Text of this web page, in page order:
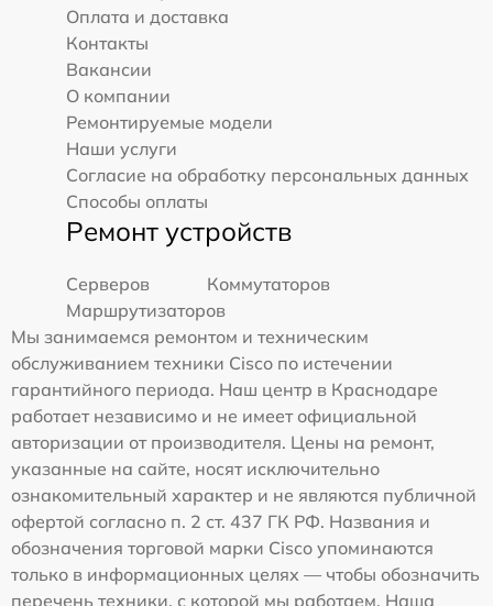
Оплата и доставка
Контакты
Вакансии
О компании
Ремонтируемые модели
Наши услуги
Согласие на обработку персональных данных
Способы оплаты
Ремонт устройств
Серверов
Коммутаторов
Маршрутизаторов
Мы занимаемся ремонтом и техническим
обслуживанием техники Cisco по истечении
гарантийного периода. Наш центр в Краснодаре
работает независимо и не имеет официальной
авторизации от производителя. Цены на ремонт,
указанные на сайте, носят исключительно
ознакомительный характер и не являются публичной
офертой согласно п. 2 ст. 437 ГК РФ. Названия и
обозначения торговой марки Cisco упоминаются
только в информационных целях — чтобы обозначить
перечень техники, с которой мы работаем. Наша